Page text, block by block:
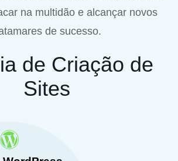
na multidão e alcançar novos
de sucesso.
de Criação de
Sites